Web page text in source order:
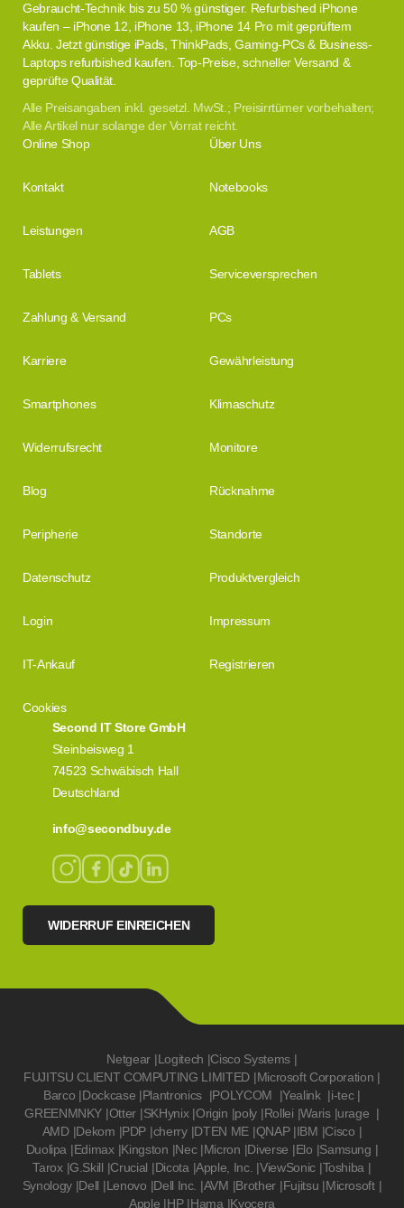
Gebraucht-Technik bis zu 50 % günstiger. Refurbished iPhone
kaufen – iPhone 12, iPhone 13, iPhone 14 Pro mit geprüftem
Akku. Jetzt günstige iPads, ThinkPads, Gaming-PCs & Business-
Laptops refurbished kaufen. Top-Preise, schneller Versand &
geprüfte Qualität.
Alle Preisangaben inkl. gesetzl. MwSt.; Preisirrtümer vorbehalten;
Alle Artikel nur solange der Vorrat reicht.
Second IT Store GmbH
Steinbeisweg 1
74523 Schwäbisch Hall
Deutschland
info@secondbuy.de
WIDERRUF EINREICHEN
Online Shop Über Uns
Kontakt Notebooks
Leistungen AGB
Tablets Serviceversprechen
Zahlung & Versand PCs
Karriere Gewährleistung
Smartphones Klimaschutz
Widerrufsrecht Monitore
Blog Rücknahme
Peripherie Standorte
Datenschutz Produktvergleich
Login Impressum
IT-Ankauf Registrieren
Cookies
Netgear |Logitech |Cisco Systems |
FUJITSU CLIENT COMPUTING LIMITED |Microsoft Corporation |
Barco |Dockcase |Plantronics |POLYCOM |Yealink |i-tec |
GREENMNKY |Otter |SKHynix |Origin |poly |Rollei |Waris |urage |
AMD |Dekom |PDP |cherry |DTEN ME |QNAP |IBM |Cisco |
Duolipa |Edimax |Kingston |Nec |Micron |Diverse |Elo |Samsung |
Tarox |G.Skill |Crucial |Dicota |Apple, Inc. |ViewSonic |Toshiba |
Synology |Dell |Lenovo |Dell Inc. |AVM |Brother |Fujitsu |Microsoft |
Apple |HP |Hama |Kyocera